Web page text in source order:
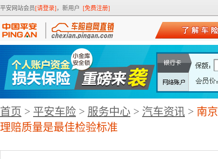
平安网站会员[请登录] ，新用户 [免费注册]
首页 > 平安车险 > 服务中心 > 汽车资讯 > 南
理赔质量是最佳检验标准